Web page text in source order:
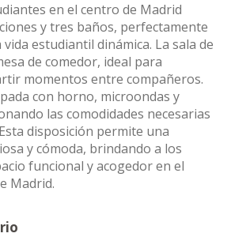
en el centro de Madrid
y tres baños, perfectamente
estudiantil dinámica. La sala de
de comedor, ideal para
momentos entre compañeros.
con horno, microondas y
las comodidades necesarias
disposición permite una
y cómoda, brindando a los
funcional y acogedor en el
Madrid.